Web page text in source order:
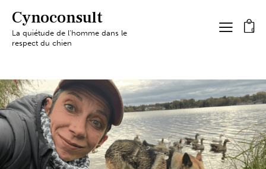
Cynoconsult
La quiétude de l'homme dans le
respect du chien
0